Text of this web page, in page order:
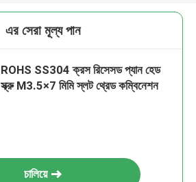
এর সেরা মূল্য পান
ROHS SS304 ক্রস রিসেসড প্যান হেড
স্ক্রু M3.5×7 মিমি স্লট থ্রেড কম্বিনেশন
চালিয়ে